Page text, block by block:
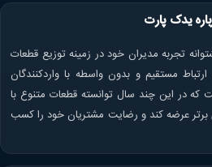
یدک پارت
تجربه مدیران خود در زمینه توزیع قطعات
مستقیم و بدون واسطه با واردکنندگان
در این چند سال توانسته قطعات متنوع با
عرضه کند و رضایت مشتریان خود را کسب